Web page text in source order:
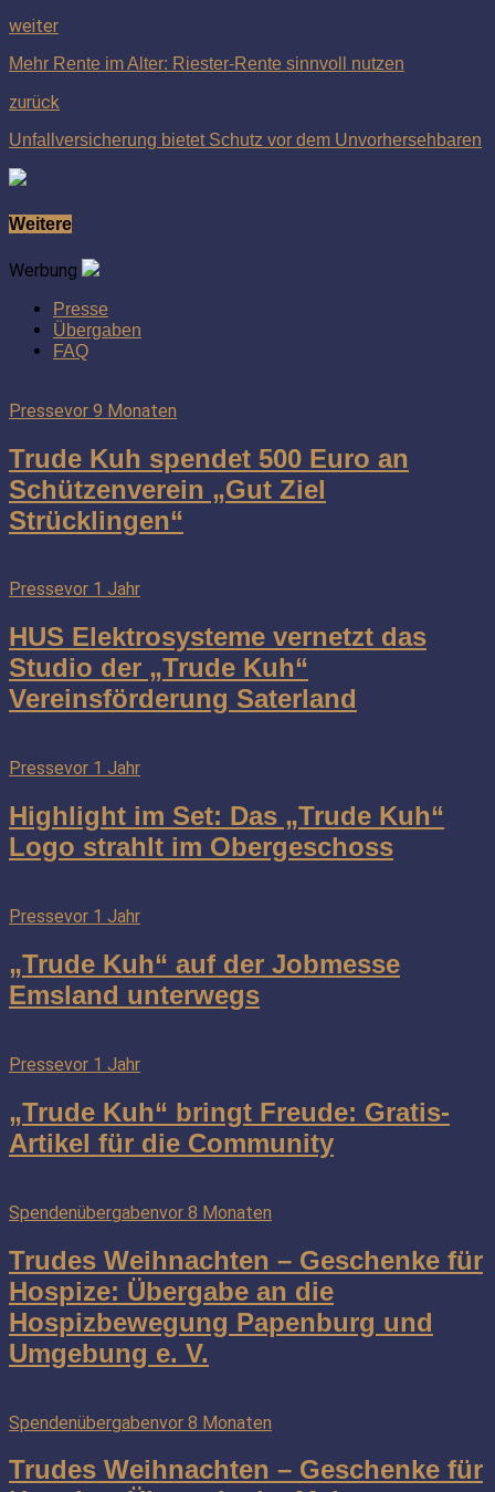
weiter
Mehr Rente im Alter: Riester-Rente sinnvoll nutzen
zurück
Unfallversicherung bietet Schutz vor dem Unvorhersehbaren
Weitere
Werbung
Presse
Übergaben
FAQ
Pressevor 9 Monaten
Trude Kuh spendet 500 Euro an
Schützenverein „Gut Ziel
Strücklingen“
Pressevor 1 Jahr
HUS Elektrosysteme vernetzt das
Studio der „Trude Kuh“
Vereinsförderung Saterland
Pressevor 1 Jahr
Highlight im Set: Das „Trude Kuh“
Logo strahlt im Obergeschoss
Pressevor 1 Jahr
„Trude Kuh“ auf der Jobmesse
Emsland unterwegs
Pressevor 1 Jahr
„Trude Kuh“ bringt Freude: Gratis-
Artikel für die Community
Spendenübergabenvor 8 Monaten
Trudes Weihnachten – Geschenke für
Hospize: Übergabe an die
Hospizbewegung Papenburg und
Umgebung e. V.
Spendenübergabenvor 8 Monaten
Trudes Weihnachten – Geschenke für